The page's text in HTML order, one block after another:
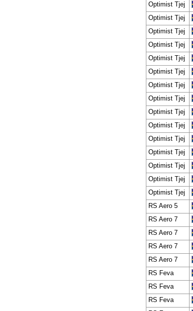
Optimist Tjej
Optimist Tjej
Optimist Tjej
Optimist Tjej
Optimist Tjej
Optimist Tjej
Optimist Tjej
Optimist Tjej
Optimist Tjej
Optimist Tjej
Optimist Tjej
Optimist Tjej
Optimist Tjej
Optimist Tjej
Optimist Tjej
RS Aero 5
RS Aero 7
RS Aero 7
RS Aero 7
RS Aero 7
RS Feva
RS Feva
RS Feva